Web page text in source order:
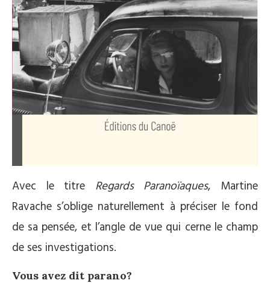
Avec le titre Regards Paranoïaques, Martine
Ravache s’oblige naturellement à préciser le fond
de sa pensée, et l’angle de vue qui cerne le champ
de ses investigations.
Vous avez dit parano?